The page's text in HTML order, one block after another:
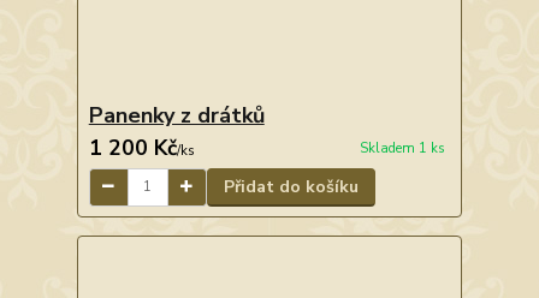
Panenky z drátků
1 200 Kč/ks Skladem 1 ks
Přidat do košíku